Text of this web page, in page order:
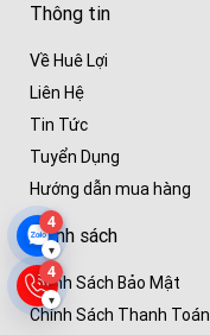
4
▾
4
▾
Thông tin
Về Huê Lợi
Liên Hệ
Tin Tức
Tuyển Dụng
Hướng dẫn mua hàng
Chính sách
Chính Sách Bảo Mật
Chính Sách Thanh Toán